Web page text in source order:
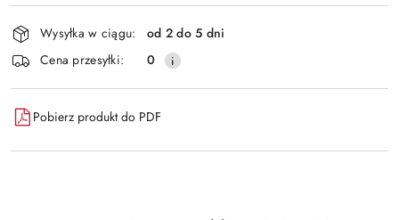
Wyślij
Dostępność
i
dostawa
Wysyłka w ciągu:
od 2 do 5 dni
Cena przesyłki:
0
Pobierz produkt do PDF